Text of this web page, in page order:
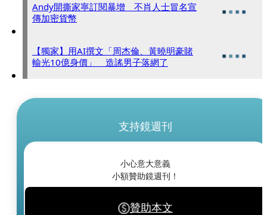
Andy開撕家寧訂閱暴增 不肖人士冒名宣
傳加密貨幣
【獨家】用AI撰文「周杰倫、黃曉明豪賭
輸光10億身價」 造謠男子落網了
支持鏡週刊
小心意大意義
小額贊助鏡週刊！
贊助本文